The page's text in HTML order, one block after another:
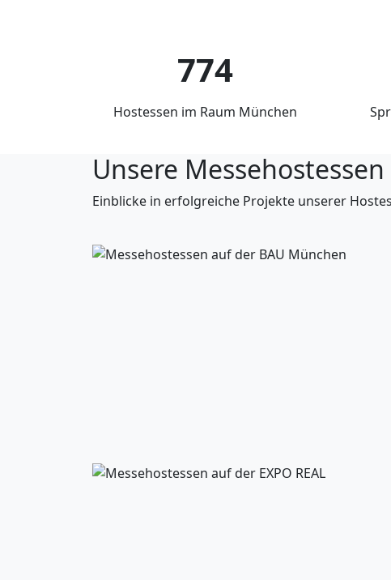
774
Hostessen im Raum München
Unsere
Einblicke in erfolgreiche Projekte unserer